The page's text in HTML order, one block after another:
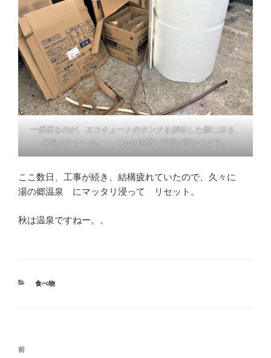
一番困るのが、エコキュートのタンクを解体した際に出る、
発泡スチロール。 これの処理に手間が掛かります。
ここ数日、工事が続き、結構疲れていたので、久々に
湯の郷温泉 にマッタリ浸って リセット。
秋は温泉ですねー。。
カ
食べ物
投
前
前